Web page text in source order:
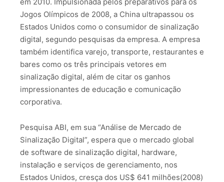
Jogos Olímpicos de 2008, a China ultrapassou os
Estados Unidos como o consumidor de sinalização
digital, segundo pesquisas da empresa. A empresa
também identifica varejo, transporte, restaurantes e
bares como os três principais vetores em
sinalização digital, além de citar os ganhos
impressionantes de educação e comunicação
corporativa.
Pesquisa ABI, em sua “Análise de Mercado de
Sinalização Digital”, espera que o mercado global
de software de sinalização digital, hardware,
instalação e serviços de gerenciamento, nos
Estados Unidos, cresça dos US$ 641 milhões(2008)